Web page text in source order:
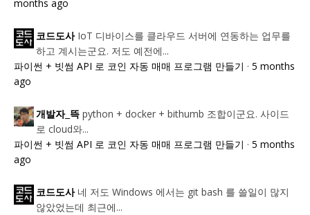
months ago
코드도사 IoT 디바이스를 클라우드 서버에 연동하는 업무를
하고 계시는군요. 저도 예전에...
파이썬 + 빗썸 API 로 코인 자동 매매 프로그램 만들기 · 5 months
ago
개발자_뜩 python + docker + bithumb 조합이군요. 사이드
로 cloud와...
파이썬 + 빗썸 API 로 코인 자동 매매 프로그램 만들기 · 5 months
ago
코드도사 네 저도 Windows 에서는 git bash 를 쓸일이 많지
않았었는데 최근에...